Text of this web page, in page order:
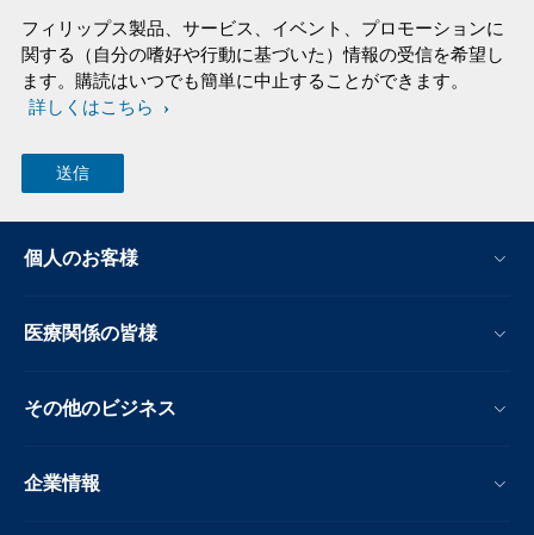
フィリップス製品、サービス、イベント、プロモーションに
関する（自分の嗜好や行動に基づいた）情報の受信を希望し
ます。購読はいつでも簡単に中止することができます。
詳しくはこちら
個人のお客様
医療関係の皆様
その他のビジネス
企業情報